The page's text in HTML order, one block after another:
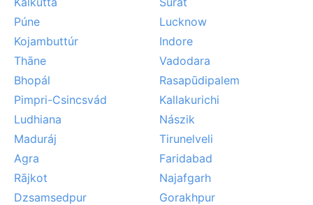
Púne
Lucknow
Kojambuttúr
Indore
Thāne
Vadodara
Bhopál
Rasapūdipalem
Pimpri-Csincsvád
Kallakurichi
Ludhiana
Nászik
Maduráj
Tirunelveli
Agra
Faridabad
Rājkot
Najafgarh
Dzsamsedpur
Gorakhpur